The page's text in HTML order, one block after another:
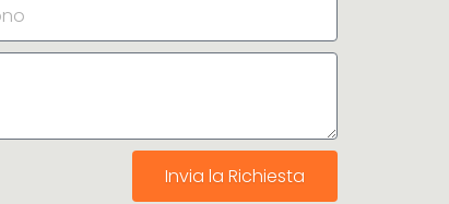
Invia la Richiesta